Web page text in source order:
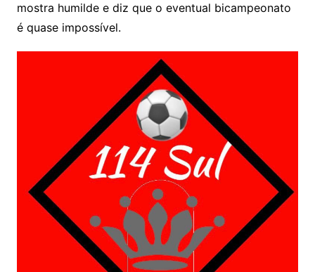
mostra humilde e diz que o eventual bicampeonato
é quase impossível.